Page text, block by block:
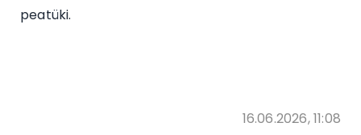
peatüki.
16.06.2026, 11:08